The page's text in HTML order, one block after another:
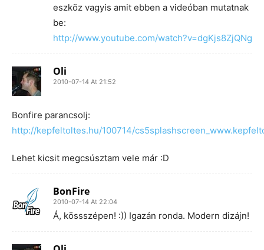
eszköz vagyis amit ebben a videóban mutatnak
be:
http://www.youtube.com/watch?v=dgKjs8ZjQNg
Oli
2010-07-14 At 21:52
Bonfire parancsolj:
http://kepfeltoltes.hu/100714/
Lehet kicsit megcsúsztam vele már :D
BonFire
2010-07-14 At 22:04
Á, kössszépen! :)) Igazán ronda. Modern dizájn!